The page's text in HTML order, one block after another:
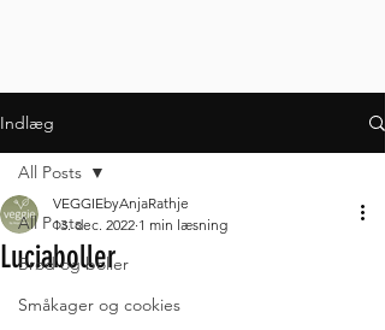
Indlæg
All Posts
Brød og boller
Småkager og cookies
All Posts
Luciaboller
VEGGIEbyAnjaRathje
13. dec. 2022 1 min læsning